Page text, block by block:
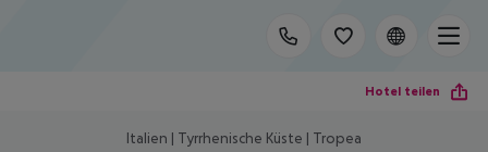
Hotel teilen
Italien | Tyrrhenische Küste | Tropea